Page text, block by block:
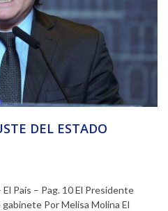
DEL ESTADO
País – Pag. 10 El Presidente
Por Melisa Molina El